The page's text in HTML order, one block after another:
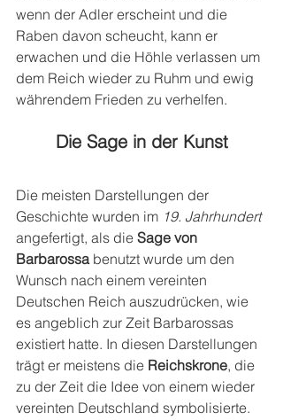
wenn der Adler erscheint und die
Raben davon scheucht, kann er
erwachen und die Höhle verlassen um
dem Reich wieder zu Ruhm und ewig
währendem Frieden zu verhelfen.
Die Sage in der Kunst
Die meisten Darstellungen der
Geschichte wurden im 19. Jahrhundert
angefertigt, als die Sage von
Barbarossa benutzt wurde um den
Wunsch nach einem vereinten
Deutschen Reich auszudrücken, wie
es angeblich zur Zeit Barbarossas
existiert hatte. In diesen Darstellungen
trägt er meistens die Reichskrone, die
zu der Zeit die Idee von einem wieder
vereinten Deutschland symbolisierte.